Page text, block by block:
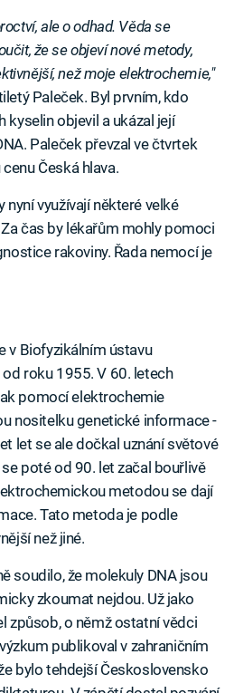
ale o odhad. Věda se
že se objeví nové metody,
než moje elektrochemie,"
Paleček. Byl prvním, kdo
kyselin objevil a ukázal její
Paleček převzal ve čtvrtek
Česká hlava.
využívají některé velké
čas by lékařům mohly pomoci
rakoviny. Řada nemocí je
v Biofyzikálním ústavu
roku 1955. V 60. letech
pomocí elektrochemie
nositelku genetické informace -
let se ale dočkal uznání světové
poté od 90. let začal bouřlivě
metodou se dají
Tato metoda je podle
než jiné.
soudilo, že molekuly DNA jsou
zkoumat nejdou. Už jako
způsob, o němž ostatní vědci
publikoval v zahraničním
bylo tehdejší Československo